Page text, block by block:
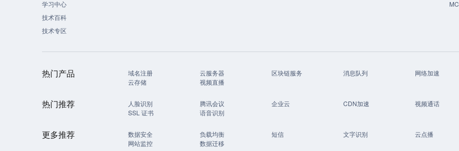
学习中心
技术百科
技术专区
热门产品 域名注册 云服务器 区块链服务 消息队列
网络加速
云存储
视频直播
热门推荐 人脸识别 腾讯会议 企业云 CDN加速
视频通话
SSL 证书
语音识别
更多推荐 数据安全 负载均衡 短信 文字识别
云点播
网站监控
数据迁移